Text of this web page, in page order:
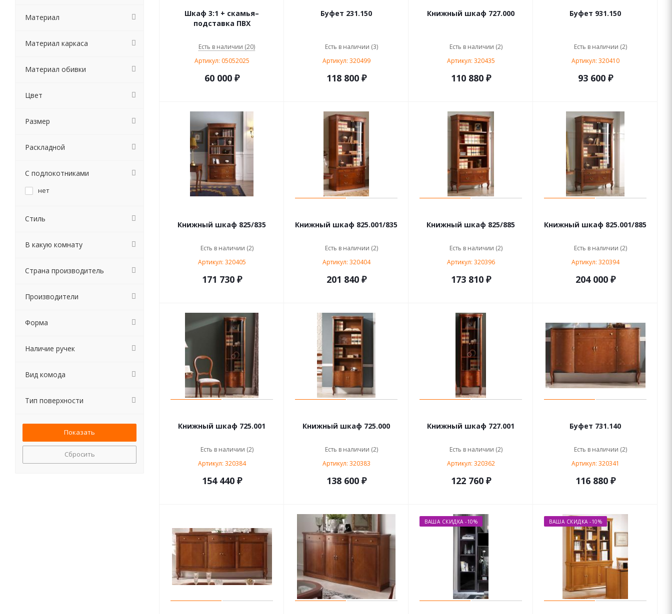
Шкаф 3:1 + скамья–
подставка ПВХ
Есть в наличии (20)
Артикул: 05052025
60 000₽
Буфет 231.150
Есть в наличии (3)
Артикул: 320499
118 800 ₽
Книжный шкаф 727.000
Есть в наличии (2)
Артикул: 320435
110 880 ₽
Буфет 931.150
Есть в наличии (2)
Артикул: 320410
93 600 ₽
Книжный шкаф 825/835
Есть в наличии (2)
Артикул: 320405
171 730 ₽
Книжный шкаф 825.001/835
Есть в наличии (2)
Артикул: 320404
201 840 ₽
Книжный шкаф 825/885
Есть в наличии (2)
Артикул: 320396
173 810 ₽
Книжный шкаф 825.001/885
Есть в наличии (2)
Артикул: 320394
204 000 ₽
Книжный шкаф 725.001
Есть в наличии (2)
Артикул: 320384
154 440 ₽
Книжный шкаф 725.000
Есть в наличии (2)
Артикул: 320383
138 600 ₽
Книжный шкаф 727.001
Есть в наличии (2)
Артикул: 320362
122 760 ₽
Буфет 731.140
Есть в наличии (2)
Артикул: 320341
116 880 ₽
ВАША СКИДКА -10% ВАША СКИДКА -10%
Материал
Материал каркаса
Материал обивки
Цвет
Размер
Раскладной
С подлокотниками
нет
Стиль
В какую комнату
Страна производитель
Производители
Форма
Наличие ручек
Вид комода
Тип поверхности
Сбросить